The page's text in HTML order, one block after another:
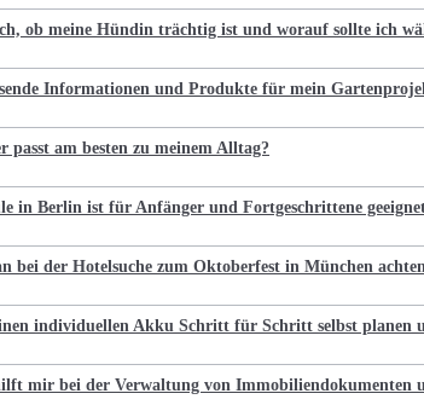
ob meine Hündin trächtig ist und worauf sollte ich
Informationen und Produkte für mein
passt am besten zu meinem Alltag?
in Berlin ist für Anfänger und Fortgeschrittene
bei der Hotelsuche zum Oktoberfest in München
individuellen Akku Schritt für Schritt selbst planen
mir bei der Verwaltung von Immobiliendokumenten